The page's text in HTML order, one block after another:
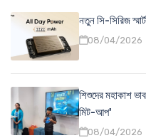
নতুন সি-সিরিজ
08/04/2026
শিশুদের মহাকাশ
মিট-আপ'
08/04/2026